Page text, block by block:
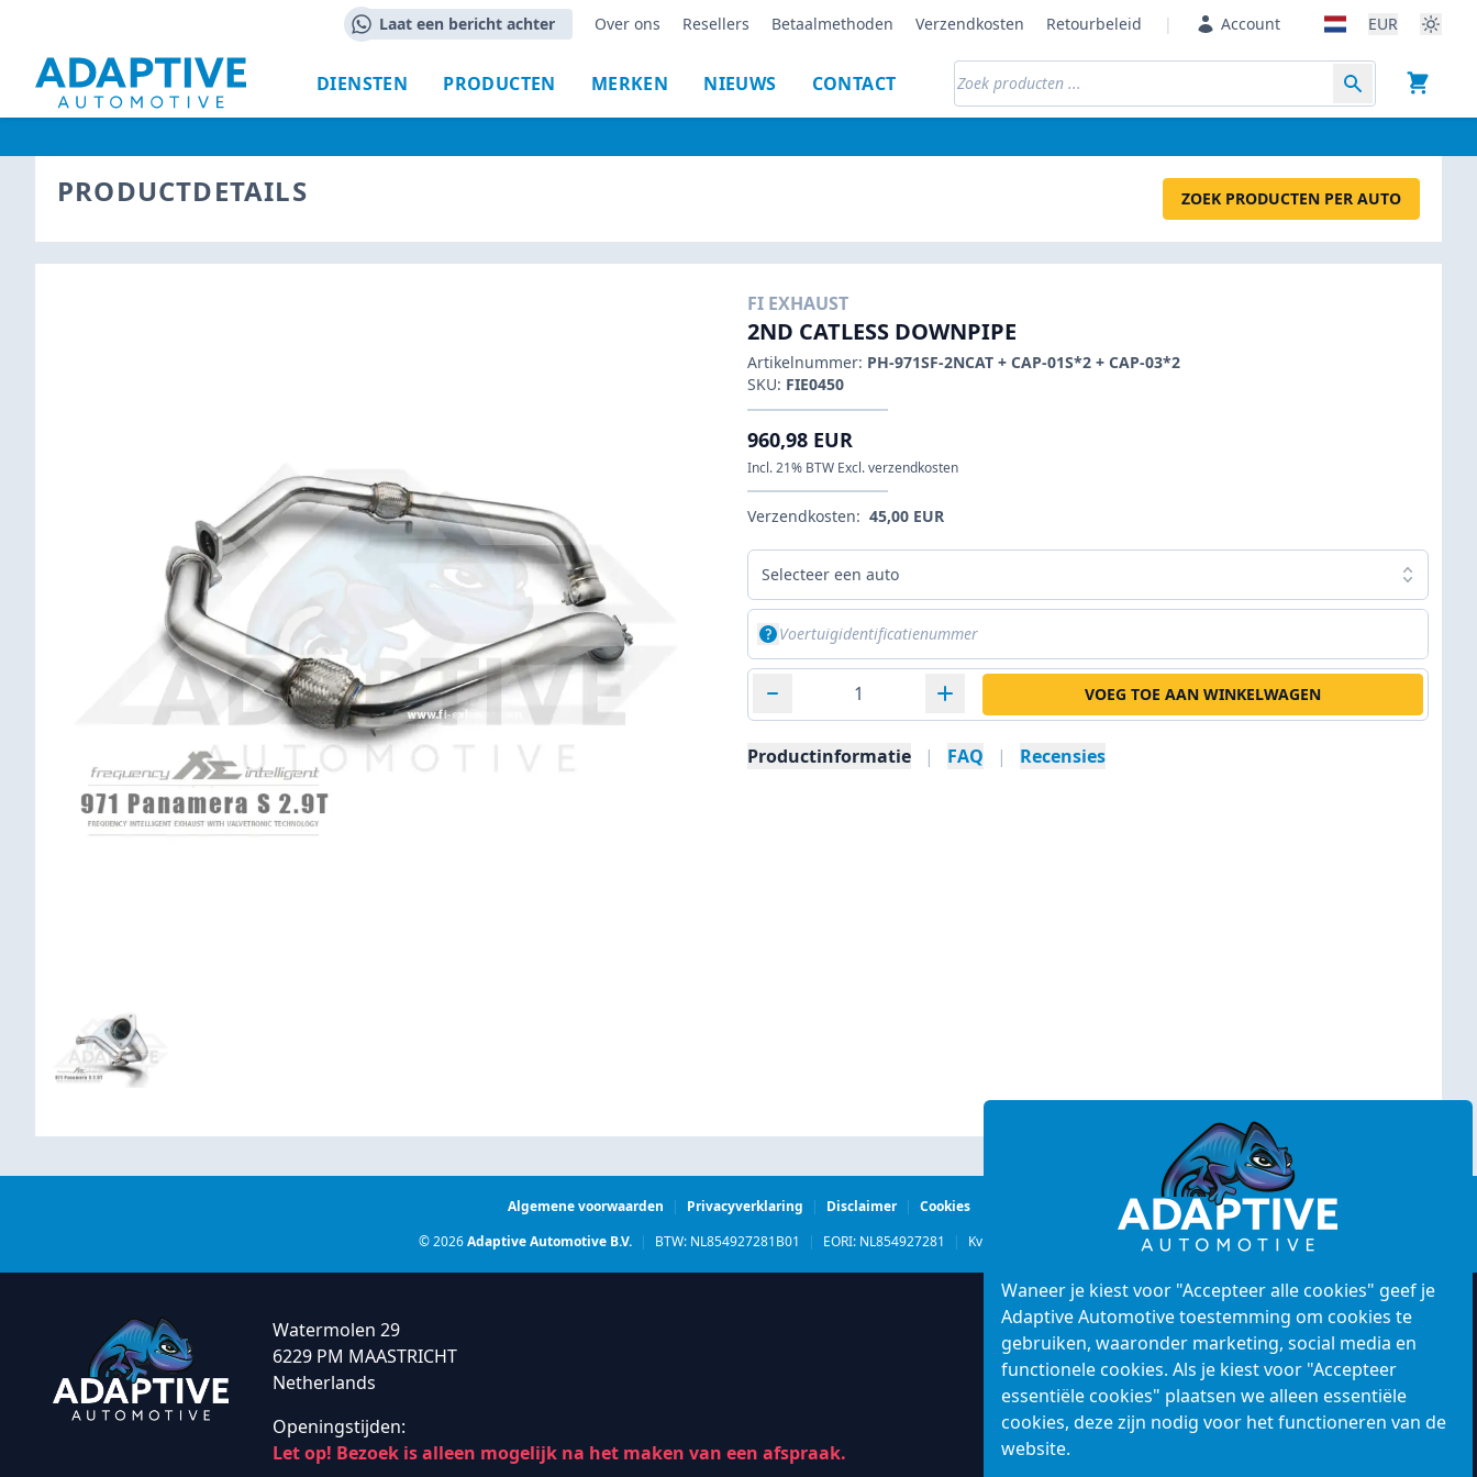
Waneer je kiest voor "Accepteer alle cookies" geef je
Adaptive Automotive toestemming om cookies te
gebruiken, waaronder marketing, social media en
functionele cookies. Als je kiest voor "Accepteer
essentiële cookies" plaatsen we alleen essentiële
cookies, deze zijn nodig voor het functioneren van de
website.
Laat een bericht achter Over ons Resellers Betaalmethoden Verzendkosten Retourbeleid | Account EUR
DIENSTEN PRODUCTEN MERKEN NIEUWS CONTACT
PRODUCTDETAILS ZOEK PRODUCTEN PER AUTO
FI EXHAUST
2ND CATLESS DOWNPIPE
Artikelnummer: PH-971SF-2NCAT + CAP-01S*2 + CAP-03*2
SKU: FIE0450
960,98 EUR
Incl. 21% BTW Excl. verzendkosten
Verzendkosten: 45,00 EUR
Selecteer een auto
VOEG TOE AAN WINKELWAGEN
Productinformatie | FAQ | Recensies
Algemene voorwaarden | Privacyverklaring | Disclaimer | Cookies
© 2026Adaptive Automotive B.V. | BTW: NL854927281B01 | EORI: NL854927281 | KvK: 62709062
Watermolen 29
6229 PM MAASTRICHT
Netherlands
Openingstijden:
Let op! Bezoek is alleen mogelijk na het maken van een afspraak.